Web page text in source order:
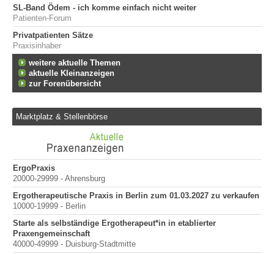
SL-Band Ödem - ich komme einfach nicht weiter
Patienten-Forum
Privatpatienten Sätze
Praxisinhaber
weitere aktuelle Themen
aktuelle Kleinanzeigen
zur Forenübersicht
Marktplatz & Stellenbörse
ErgoPraxis
20000-29999 - Ahrensburg
Ergotherapeutische Praxis in Berlin zum 01.03.2027 zu verkaufen
10000-19999 - Berlin
Starte als selbständige Ergotherapeut*in in etablierter
Praxengemeinschaft
40000-49999 - Duisburg-Stadtmitte